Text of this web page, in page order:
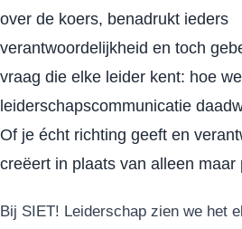
over de koers, benadrukt ieders
verantwoordelijkheid en toch
vraag die elke leider kent: hoe
leiderschapscommunicatie
Of je écht richting geeft en
creëert in plaats van alleen maar
Bij SIET! Leiderschap zien we het